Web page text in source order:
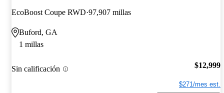
EcoBoost Coupe RWD 97,907 millas
Buford, GA
1 millas
Sin calificación $12,999
$271/mes est.